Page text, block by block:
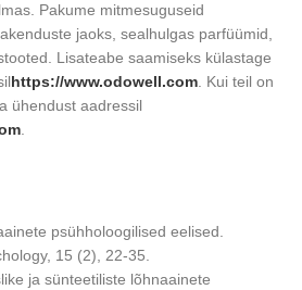
Pakume mitmesuguseid
jaoks, sealhulgas parfüümid,
Lisateabe saamiseks külastage
https://www.odowell.com. Kui teil on
ühendust aadressil
.
psühholoogilised eelised.
15 (2), 22-35.
ja sünteetiliste lõhnaainete